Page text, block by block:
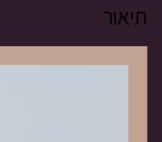
תיאור